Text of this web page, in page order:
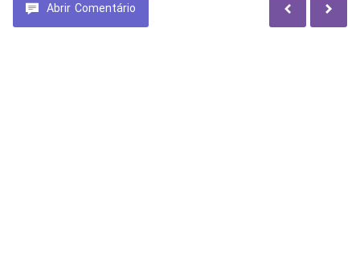
Abrir Comentário